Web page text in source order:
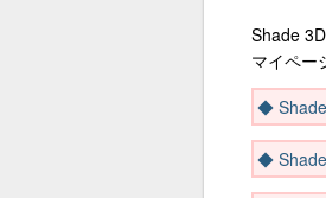
Shade
マイペー
◆
◆